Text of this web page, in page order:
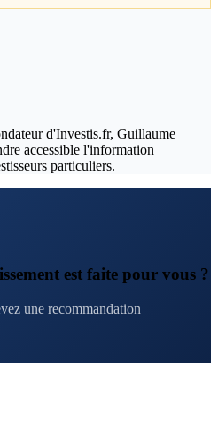
d'Investis.fr, Guillaume
accessible l'information
particuliers.
est faite pour vous ?
une recommandation